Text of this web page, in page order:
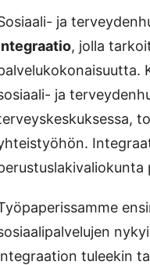
ja
, jolla
ja
tuleekin